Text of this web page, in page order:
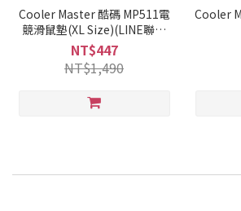
Cooler Master 酷碼 MP511電
競滑鼠墊(XL Size)(LINE聯名
款)
NT$447
NT$1,490
Cooler